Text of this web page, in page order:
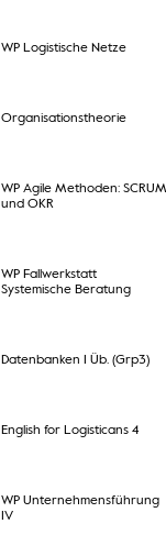
WP Logistische Netze
Organisationstheorie
WP Agile Methoden: SCRUM
und OKR
WP Fallwerkstatt
Systemische Beratung
Datenbanken I Üb. (Grp3)
English for Logisticans 4
WP Unternehmensführung
IV